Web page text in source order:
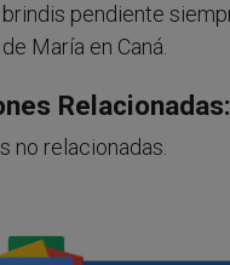
pendiente
María en Caná.
Relacionadas:
no relacionadas.